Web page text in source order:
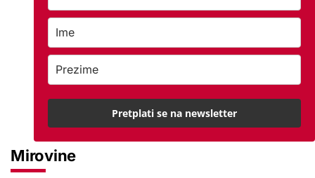
Mirovine
Pretplati se na newsletter